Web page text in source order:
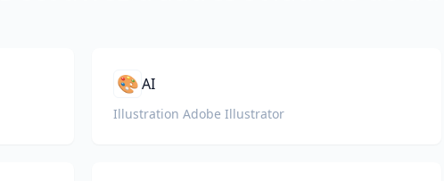
🎨AI
Illustration Adobe Illustrator